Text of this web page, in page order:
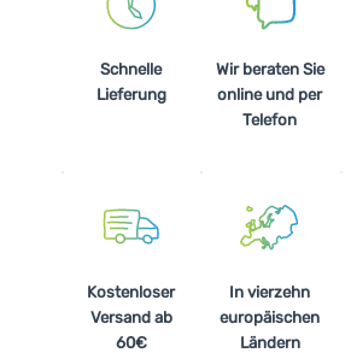
Schnelle
Lieferung
Wir beraten Sie
online und per
Telefon
Kostenloser
Versand ab
60€
In vierzehn
europäischen
Ländern